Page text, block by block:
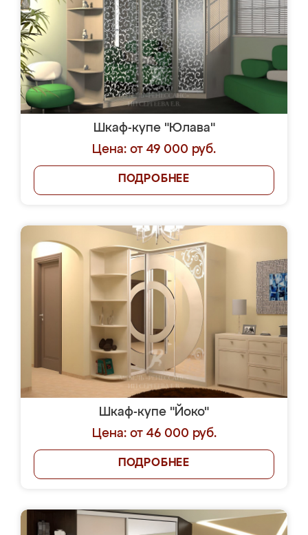
Шкаф-купе "Юлава"
Цена: от 49 000 руб.
ПОДРОБНЕЕ
Шкаф-купе "Йоко"
Цена: от 46 000 руб.
ПОДРОБНЕЕ